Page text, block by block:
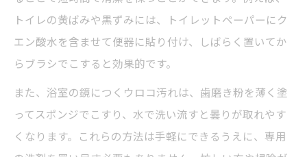
トイレの黄ばみや黒ずみには、トイレットペーパーにク
エン酸水を含ませて便器に貼り付け、しばらく置いてか
らブラシでこすると効果的です。
また、浴室の鏡につくウロコ汚れは、歯磨き粉を薄く塗
ってスポンジでこすり、水で洗い流すと曇りが取れやす
くなります。これらの方法は手軽にできるうえに、専用